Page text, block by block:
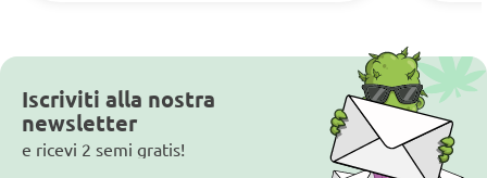
Iscriviti alla nostra
newsletter
e ricevi 2 semi gratis!